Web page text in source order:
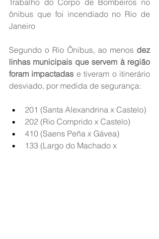
Trabalho do Corpo de Bombeiros no
ônibus que foi incendiado no Rio de
Janeiro
Segundo o Rio Ônibus, ao menos dez
linhas municipais que servem à região
foram impactadas e tiveram o itinerário
desviado, por medida de segurança:
201 (Santa Alexandrina x Castelo)
202 (Rio Comprido x Castelo)
410 (Saens Peña x Gávea)
133 (Largo do Machado x